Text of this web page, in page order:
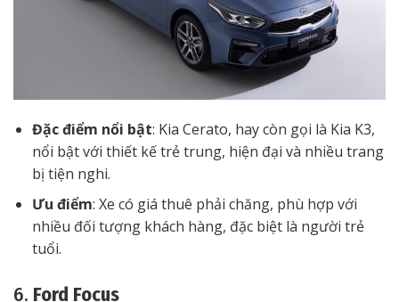
Đặc điểm nổi bật: Kia Cerato, hay còn gọi là Kia K3,
nổi bật với thiết kế trẻ trung, hiện đại và nhiều trang
bị tiện nghi.
Ưu điểm: Xe có giá thuê phải chăng, phù hợp với
nhiều đối tượng khách hàng, đặc biệt là người trẻ
tuổi.
6. Ford Focus